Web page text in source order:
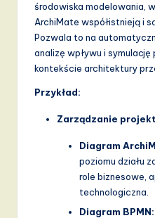
środowiska modelowania,
ArchiMate współistnieją i
Pozwala to na
analizę wpływu i
kontekście architektury
Przykład:
Zarządzanie
Diagram
poziomu działu
role biznesowe,
technologiczna.
Diagram BPMN: